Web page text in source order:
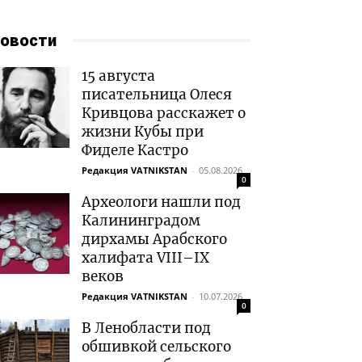
15 августа
писательница Олеся
Кривцова расскажет о
жизни Кубы при
Фиделе Кастро
Редакция VATNIKSTAN - 05.08.2026
0
Археологи нашли под
Калининградом
дирхамы Арабского
халифата VIII–IX
веков
Редакция VATNIKSTAN - 10.07.2026
0
В Ленобласти под
обшивкой сельского